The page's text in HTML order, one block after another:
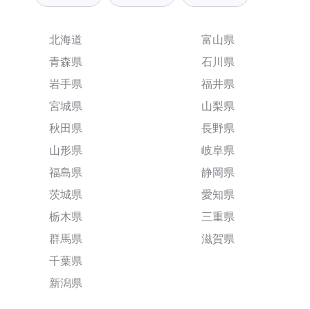
北海道
青森県
岩手県
宮城県
秋田県
山形県
福島県
茨城県
栃木県
群馬県
千葉県
新潟県
富山県
石川県
福井県
山梨県
長野県
岐阜県
静岡県
愛知県
三重県
滋賀県